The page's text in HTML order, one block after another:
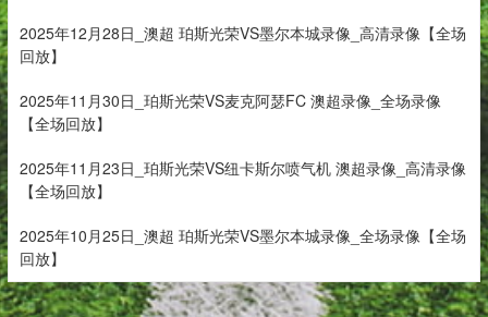
2025年12月28日_澳超 珀斯光荣VS墨尔本城录像_高清录像【全场
回放】
2025年11月30日_珀斯光荣VS麦克阿瑟FC 澳超录像_全场录像
【全场回放】
2025年11月23日_珀斯光荣VS纽卡斯尔喷气机 澳超录像_高清录像
【全场回放】
2025年10月25日_澳超 珀斯光荣VS墨尔本城录像_全场录像【全场
回放】